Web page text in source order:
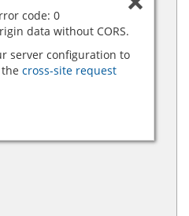
code: 0
data without CORS.
server configuration to
cross-site request